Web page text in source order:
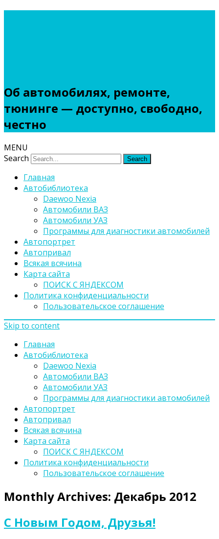
Об автомобилях, ремонте,
тюнинге — доступно, свободно,
честно
MENU
Search
Главная
Автобиблиотека
Daewoo Nexia
Автомобили ВАЗ
Автомобили УАЗ
Программы для диагностики автомобилей
Автопортрет
Автопривал
Всякая всячина
Карта сайта
ПОИСК С ЯНДЕКСОМ
Политика конфиденциальности
Пользовательское соглашение
Skip to content
Главная
Автобиблиотека
Daewoo Nexia
Автомобили ВАЗ
Автомобили УАЗ
Программы для диагностики автомобилей
Автопортрет
Автопривал
Всякая всячина
Карта сайта
ПОИСК С ЯНДЕКСОМ
Политика конфиденциальности
Пользовательское соглашение
Monthly Archives: Декабрь 2012
С Новым Годом, Друзья!